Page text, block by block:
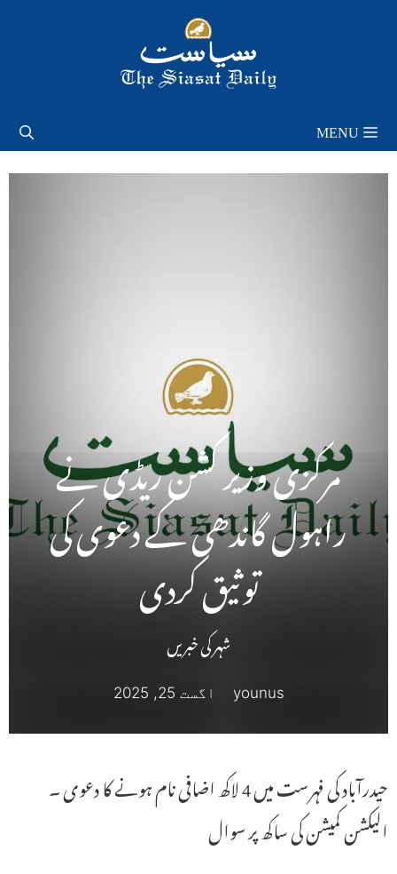
MENU
مرکزی وزیر کشن ریڈی نے
راہول گاندھی کے دعوی کی
توثیق کردی
شہر کی خبریں
younus اگست 25, 2025
حیدرآباد کی فہرست میں 4 لاکھ اضافی نام ہونے کا دعوی ۔
الیکشن کمیشن کی ساکھ پر سوال